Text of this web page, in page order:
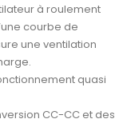
à roulement
courbe de
une ventilation
quasi
CC-CC et des